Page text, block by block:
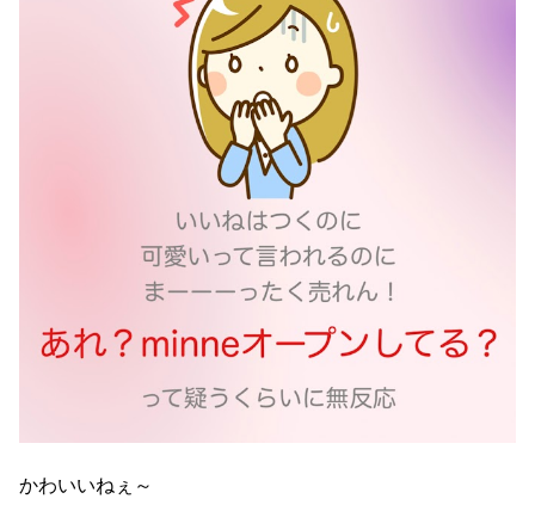
かわいいねぇ～